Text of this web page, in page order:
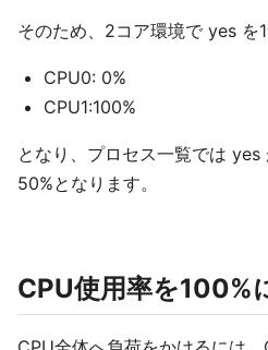
そのため、2コア環境で yes を
CPU0: 0%
CPU1:100%
となり、プロセス一覧では
50%となります。
CPU使用率を100%